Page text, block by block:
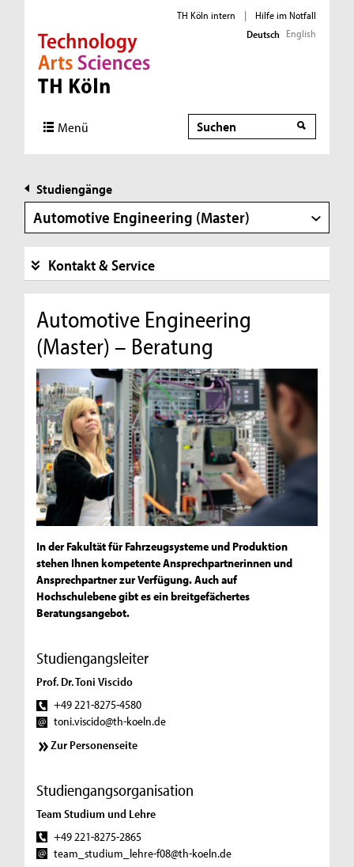
Direkt zur Hauptnavigation
Direkt zur Subnavigation
Direkt zum Inhalt
Direkt zum Fußbereich
TH Köln intern |
Hilfe im Notfall
Deutsch English
Menü Suche
Studiengänge
Automotive Engineering (Master)
Kontakt & Service
Automotive Engineering
(Master) – Beratung
In der Fakultät für Fahrzeugsysteme und Produktion
stehen Ihnen kompetente Ansprechpartnerinnen und
Ansprechpartner zur Verfügung. Auch auf
Hochschulebene gibt es ein breitgefächertes
Beratungsangebot.
Studiengangsleiter
Prof. Dr. Toni Viscido
+49 221-8275-4580
toni.viscido@th-koeln.de
Zur Personenseite
Studiengangsorganisation
Team Studium und Lehre
+49 221-8275-2865
team_studium_lehre-f08@th-koeln.de